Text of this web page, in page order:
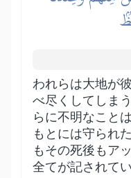
われらは大地が
べ尽くしてしま
らに不明なこと
もとには守られ
もその死後もア
全てが記されて